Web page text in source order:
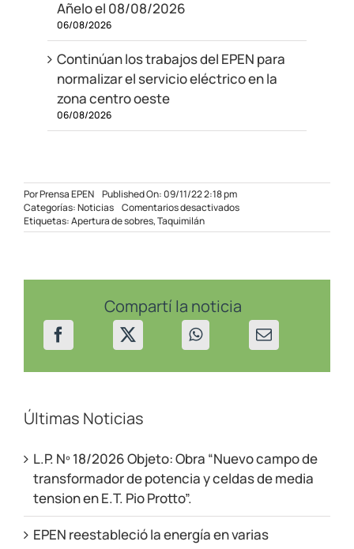
Añelo el 08/08/2026
06/08/2026
Continúan los trabajos del EPEN para
normalizar el servicio eléctrico en la
zona centro oeste
06/08/2026
PorPrensa EPEN Published On: 09/11/22 2:18 pm
Categorías:Noticias Comentarios desactivadosen
dará
manzanas
en
Taquimilán
Etiquetas:Apertura de sobres,Taquimilán
Compartí la noticia
Últimas Noticias
L.P. Nº 18/2026 Objeto: Obra “Nuevo campo de
transformador de potencia y celdas de media
tension en E.T. Pio Protto”.
EPEN reestableció la energía en varias